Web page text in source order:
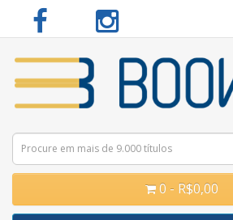
0 - R$0,00